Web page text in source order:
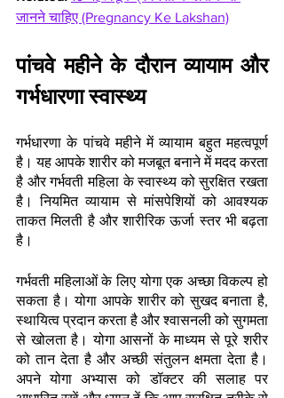
जानने चाहिए (Pregnancy Ke Lakshan)
पांचवे महीने के दौरान व्यायाम और
गर्भधारणा स्वास्थ्य
गर्भधारणा के पांचवे महीने में व्यायाम बहुत महत्वपूर्ण
है। यह आपके शारीर को मजबूत बनाने में मदद करता
है और गर्भवती महिला के स्वास्थ्य को सुरक्षित रखता
है। नियमित व्यायाम से मांसपेशियों को आवश्यक
ताकत मिलती है और शारीरिक ऊर्जा स्तर भी बढ़ता
है।
गर्भवती महिलाओं के लिए योगा एक अच्छा विकल्प हो
सकता है। योगा आपके शारीर को सुखद बनाता है,
स्थायित्व प्रदान करता है और श्वासनली को सुगमता
से खोलता है। योगा आसनों के माध्यम से पूरे शरीर
को तान देता है और अच्छी संतुलन क्षमता देता है।
अपने योगा अभ्यास को डॉक्टर की सलाह पर